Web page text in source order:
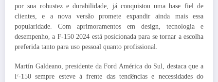
por sua robustez e durabilidade, já conquistou uma base fiel de
clientes, e a nova versão promete expandir ainda mais essa
popularidade. Com aprimoramentos em design, tecnologia e
desempenho, a F-150 2024 está posicionada para se tornar a escolha
preferida tanto para uso pessoal quanto profissional.
Martín Galdeano, presidente da Ford América do Sul, destaca que a
F-150 sempre esteve à frente das tendências e necessidades do